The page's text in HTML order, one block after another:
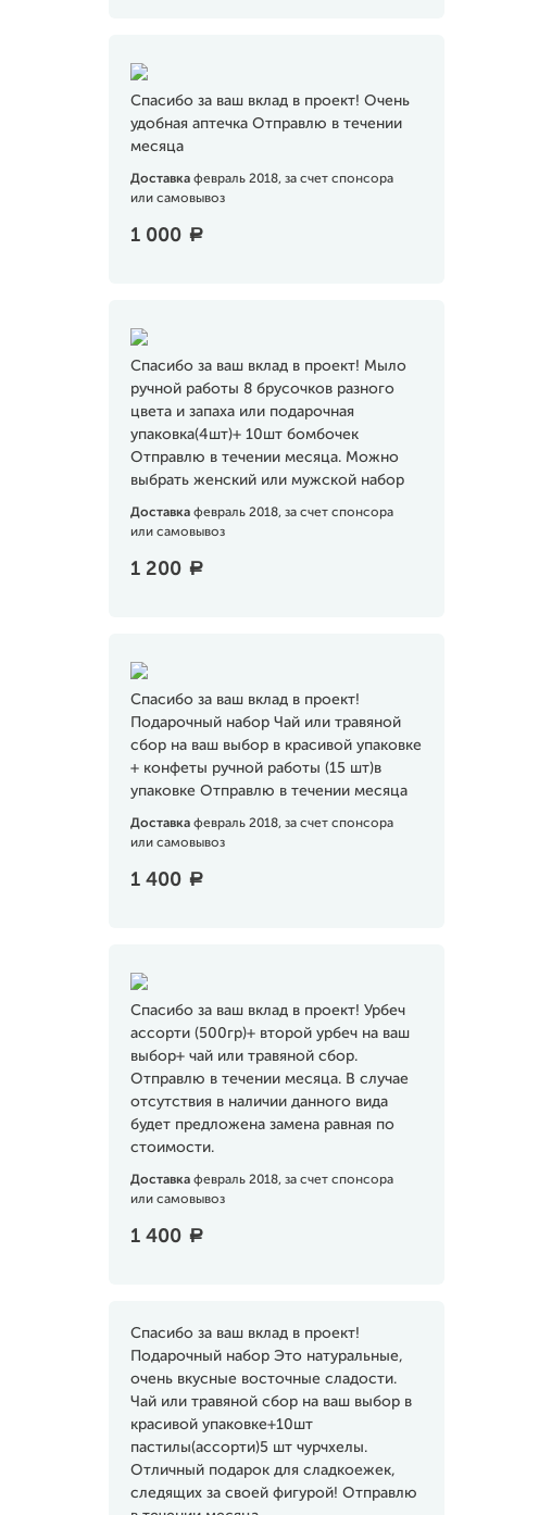
Спасибо за ваш вклад в проект! Очень
удобная аптечка Отправлю в течении
месяца
Доставка февраль 2018, за счет спонсора
или самовывоз
1 000 a
Спасибо за ваш вклад в проект! Мыло
ручной работы 8 брусочков разного
цвета и запаха или подарочная
упаковка(4шт)+ 10шт бомбочек
Отправлю в течении месяца. Можно
выбрать женский или мужской набор
Доставка февраль 2018, за счет спонсора
или самовывоз
1 200 a
Спасибо за ваш вклад в проект!
Подарочный набор Чай или травяной
сбор на ваш выбор в красивой упаковке
+ конфеты ручной работы (15 шт)в
упаковке Отправлю в течении месяца
Доставка февраль 2018, за счет спонсора
или самовывоз
1 400 a
Спасибо за ваш вклад в проект! Урбеч
ассорти (500гр)+ второй урбеч на ваш
выбор+ чай или травяной сбор.
Отправлю в течении месяца. В случае
отсутствия в наличии данного вида
будет предложена замена равная по
стоимости.
Доставка февраль 2018, за счет спонсора
или самовывоз
1 400 a
Спасибо за ваш вклад в проект!
Подарочный набор Это натуральные,
очень вкусные восточные сладости.
Чай или травяной сбор на ваш выбор в
красивой упаковке+10шт
пастилы(ассорти)5 шт чурчхелы.
Отличный подарок для сладкоежек,
следящих за своей фигурой! Отправлю